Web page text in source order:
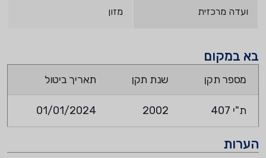
ועדה מרכזית מזון
בא במקום
מספר תקן שנת תקן תאריך ביטול
ת"י 407 2002
01/01/2024
הערות